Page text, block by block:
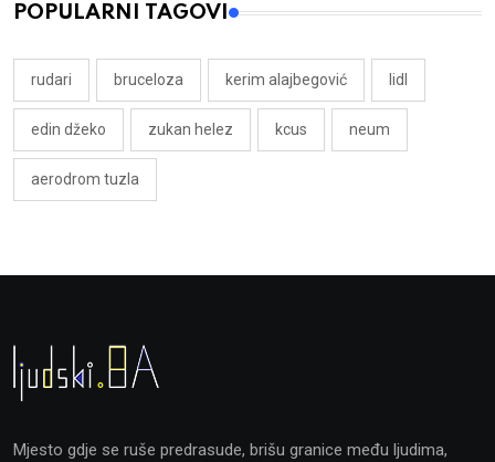
POPULARNI TAGOVI
rudari bruceloza kerim alajbegović lidl
edin džeko zukan helez kcus neum
aerodrom tuzla
Mjesto gdje se ruše predrasude, brišu granice među ljudima,